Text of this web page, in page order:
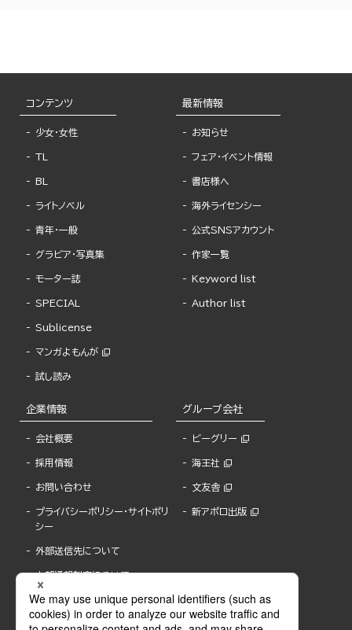
コンテンツ
少女・女性
TL
BL
ライトノベル
青年・一般
グラビア・写真集
モーター誌
SPECIAL
Sublicense
マンガよもんが
試し読み
最新情報
お知らせ
フェア・イベント情報
書店様へ
海外ライセンシー
公式SNSアカウント
作家一覧
Keyword list
Author list
企業情報
会社概要
採用情報
お問い合わせ
プライバシーポリシー・サイトポリ
シー
外部送信先について
内部通報制度について
グループ会社
ビーグリー
海王社
文友舎
新アポロ出版